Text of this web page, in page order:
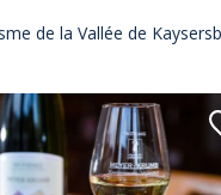
de la Vallée de